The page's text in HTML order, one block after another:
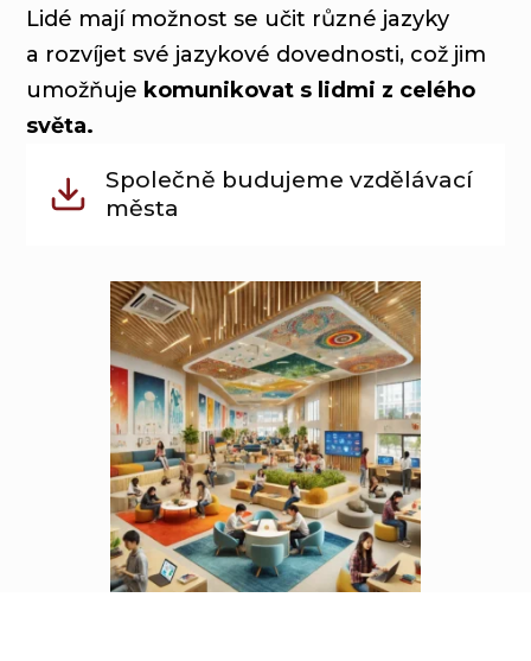
Lidé mají možnost se učit různé jazyky
a rozvíjet své jazykové dovednosti, což jim
umožňuje komunikovat s lidmi z celého
světa.
Společně budujeme vzdělávací
města